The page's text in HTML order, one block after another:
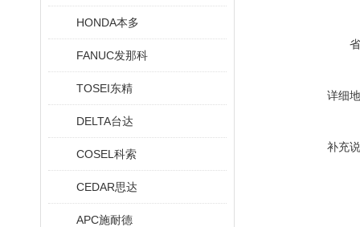
HONDA本多
FANUC发那科
TOSEI东精
DELTA台达
COSEL科索
CEDAR思达
APC施耐德
详细
补充